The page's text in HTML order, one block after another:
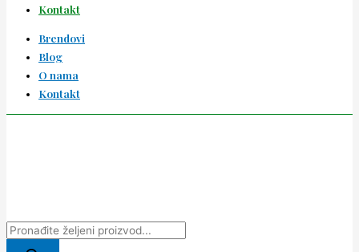
Kontakt
Brendovi
Blog
O nama
Kontakt